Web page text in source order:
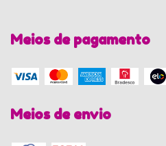
Meios de pagamento
Meios de envio